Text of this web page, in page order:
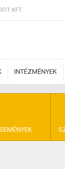
KFT.
INTÉZMÉNYEK